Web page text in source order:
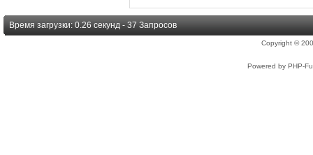
Время загрузки: 0.26 секунд - 37 Запросов
Copyright ©
Powered by PHP-